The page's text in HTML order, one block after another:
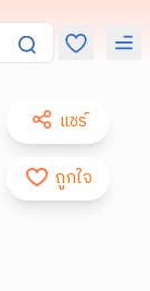
แชร์
ถูกใจ